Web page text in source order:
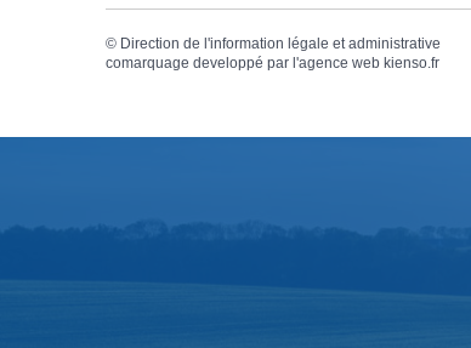
© Direction de l'information légale et administrative
comarquage developpé par l'agence web kienso.fr